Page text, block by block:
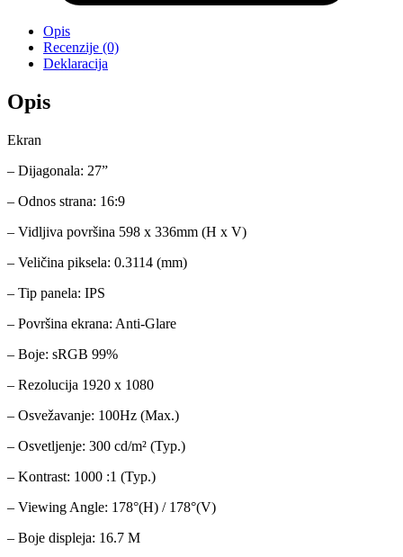
Opis
Recenzije (0)
Deklaracija
Opis
Ekran
– Dijagonala: 27”
– Odnos strana: 16:9
– Vidljiva površina 598 x 336mm (H x V)
– Veličina piksela: 0.3114 (mm)
– Tip panela: IPS
– Površina ekrana: Anti-Glare
– Boje: sRGB 99%
– Rezolucija 1920 x 1080
– Osvežavanje: 100Hz (Max.)
– Osvetljenje: 300 cd/m² (Typ.)
– Kontrast: 1000 :1 (Typ.)
– Viewing Angle: 178°(H) / 178°(V)
– Boje displeja: 16.7 M